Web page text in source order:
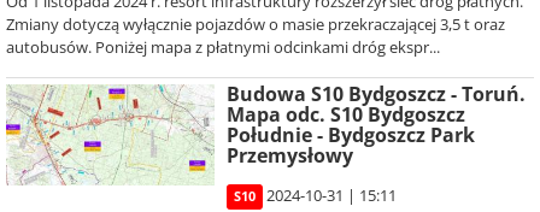
Zmiany dotyczą wyłącznie pojazdów o masie przekraczającej 3,5 t oraz
autobusów. Poniżej mapa z płatnymi odcinkami dróg ekspr...
Budowa S10 Bydgoszcz - Toruń.
Mapa odc. S10 Bydgoszcz
Południe - Bydgoszcz Park
Przemysłowy
S10
2024-10-31 | 15:11